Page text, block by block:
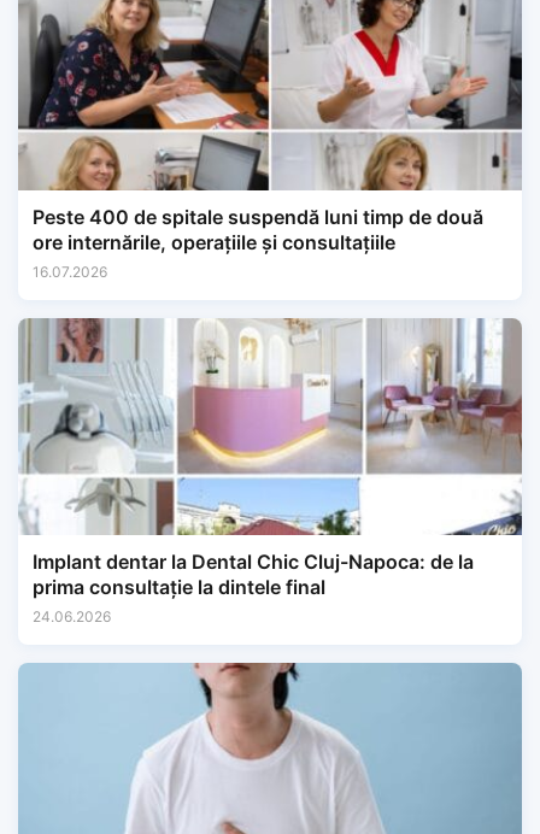
Peste 400 de spitale suspendă luni timp de două
ore internările, operațiile și consultațiile
16.07.2026
Implant dentar la Dental Chic Cluj-Napoca: de la
prima consultație la dintele final
24.06.2026